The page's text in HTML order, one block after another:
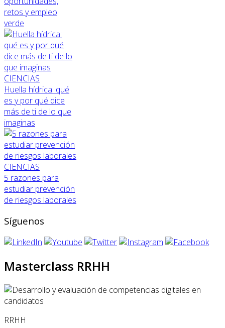
retos y empleo
verde
CIENCIAS
Huella hídrica: qué
es y por qué dice
más de ti de lo que
imaginas
CIENCIAS
5 razones para
estudiar prevención
de riesgos laborales
Síguenos
Masterclass RRHH
RRHH